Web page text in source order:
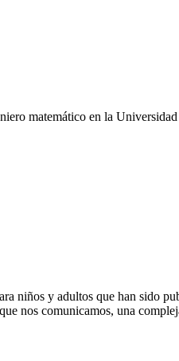
matemático en la
niños y adultos que han
nos comunicamos, una